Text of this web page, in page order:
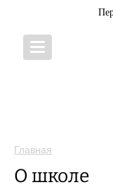
Главная
О школе